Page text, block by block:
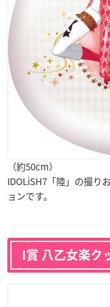
（約50cm）
IDOLiSH7「陸」の撮り
ョンです。
I賞 八乙女楽ク